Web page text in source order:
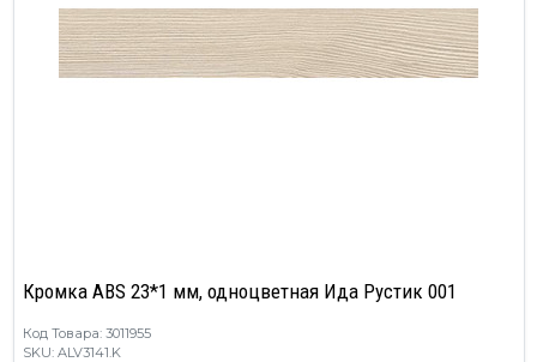
Кромка ABS 23*1 мм, одноцветная Ида Рустик 001
Код Товара: 3011955
SKU: ALV3141.K